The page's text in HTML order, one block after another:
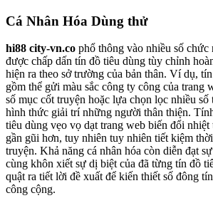
Cá Nhân Hóa Dùng thử
hi88 city-vn.co phổ thông vào nhiều số chức
được chấp dấn tín đồ tiêu dùng tùy chỉnh
hiện ra theo sở trường của bản thân. Ví dụ,
gồm thể gửi màu sắc công ty công của trang
số mục cốt truyện hoặc lựa chọn lọc nhiều số
hình thức giải trí những người thân thiện.
tiêu dùng vẹo vọ dạt trang web biến đổi nhiệt
gần gũi hơn, tuy nhiên tuy nhiên tiết kiệm
truyện. Khả năng cá nhân hóa còn diễn đạt
cùng khôn xiết sự dị biệt của đã từng tín đồ
quật ra tiết lời đề xuất để kiến thiết số đông
công cộng.